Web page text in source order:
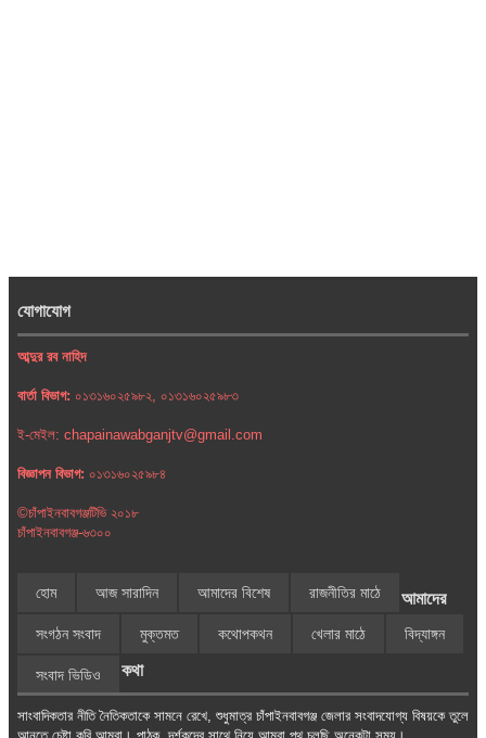
যোগাযোগ
আব্দুর রব নাহিদ
বার্তা বিভাগ: ০১৩১৬০২৫৯৮২, ০১৩১৬০২৫৯৮৩
ই-মেইল: chapainawabganjtv@gmail.com
বিজ্ঞাপন বিভাগ: ০১৩১৬০২৫৯৮৪
©চাঁপাইনবাবগঞ্জটিভি ২০১৮
চাঁপাইনবাবগঞ্জ-৬৩০০
হোম আজ সারাদিন আমাদের বিশেষ রাজনীতির মাঠে
সংগঠন সংবাদ মুক্তমত কথোপকথন খেলার মাঠে বিদ্যাঙ্গন
সংবাদ ভিডিও
আমাদের
কথা
সাংবাদিকতার নীতি নৈতিকতাকে সামনে রেখে, শুধুমাত্র চাঁপাইনবাবগঞ্জ জেলার সংবাদযোগ্য বিষয়কে তুলে